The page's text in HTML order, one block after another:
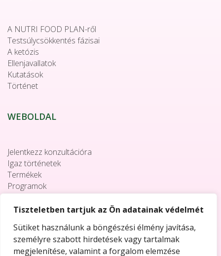
Tiszteletben tartjuk az Ön adatainak védelmét
Sütiket használunk a böngészési élmény javítása,
személyre szabott hirdetések vagy tartalmak
megjelenítése, valamint a forgalom elemzése
A NUTRI FOOD PLAN-ről
Testsúlycsökkentés fázisai
A ketózis
Ellenjavallatok
Kutatások
Történet
WEBOLDAL
Jelentkezz konzultációra
Igaz történetek
Termékek
Programok
Együttműködés
Elérhetőségek